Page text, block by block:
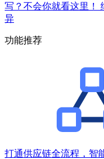
写？不会你就看这里！
异
功能推荐
打通供应链全流程，智